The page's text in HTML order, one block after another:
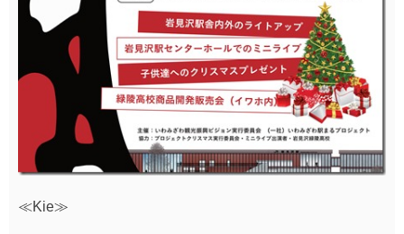
≪Kie≫